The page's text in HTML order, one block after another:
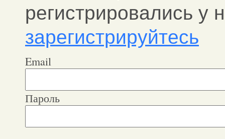
регистрировались у
зарегистрируйтесь
Email
Пароль